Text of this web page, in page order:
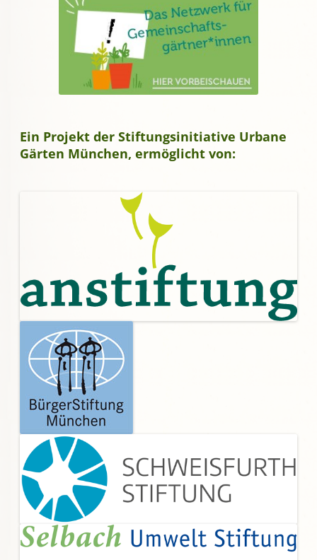
Ein Projekt der Stiftungsinitiative Urbane
Gärten München, ermöglicht von: